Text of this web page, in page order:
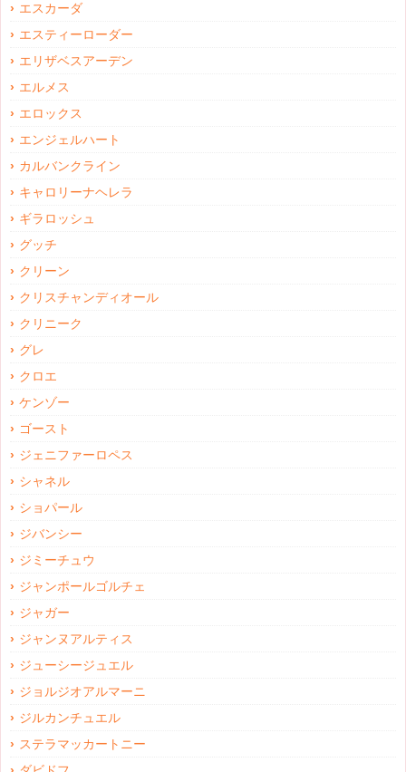
エスカーダ
エスティーローダー
エリザベスアーデン
エルメス
エロックス
エンジェルハート
カルバンクライン
キャロリーナヘレラ
ギラロッシュ
グッチ
クリーン
クリスチャンディオール
クリニーク
グレ
クロエ
ケンゾー
ゴースト
ジェニファーロペス
シャネル
ショパール
ジバンシー
ジミーチュウ
ジャンポールゴルチェ
ジャガー
ジャンヌアルティス
ジューシージュエル
ジョルジオアルマーニ
ジルカンチュエル
ステラマッカートニー